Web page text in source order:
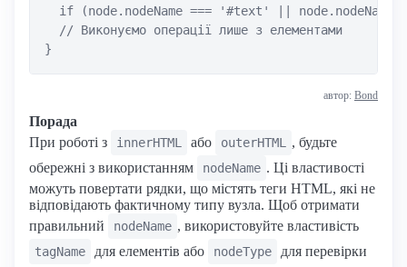
if (node.nodeName === '#text' || node.nodeName
  // Виконуємо операції лише з елементами
автор: Bond
Порада
При роботі з
innerHTML або outerHTML
, будьте
обережні з використанням
nodeName . Ці властивості
можуть повертати рядки, що містять теги HTML, які не
відповідають фактичному типу вузла. Щоб отримати
правильний
nodeName , використовуйте властивість
tagName для елементів або nodeType
для перевірки